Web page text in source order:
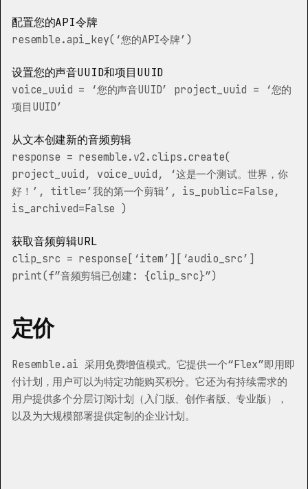
配置您的API令牌
resemble.api_key(‘您的API令牌’)
设置您的声音UUID和项目UUID
voice_uuid = ‘您的声音UUID’ project_uuid = ‘您的
项目UUID’
从文本创建新的音频剪辑
response = resemble.v2.clips.create(
project_uuid, voice_uuid, ‘这是一个测试。世界，你
好！’, title=’我的第一个剪辑’, is_public=False,
is_archived=False )
获取音频剪辑URL
clip_src = response[‘item’][‘audio_src’]
print(f”音频剪辑已创建: {clip_src}”)
定价
Resemble.ai 采用免费增值模式。它提供一个“Flex”即用即
付计划，用户可以为特定功能购买积分。它还为有持续需求的
用户提供多个分层订阅计划（入门版、创作者版、专业版），
以及为大规模部署提供定制的企业计划。